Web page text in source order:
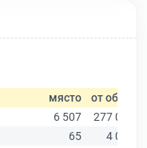
място от общо
6 507
277 019
65
4 027